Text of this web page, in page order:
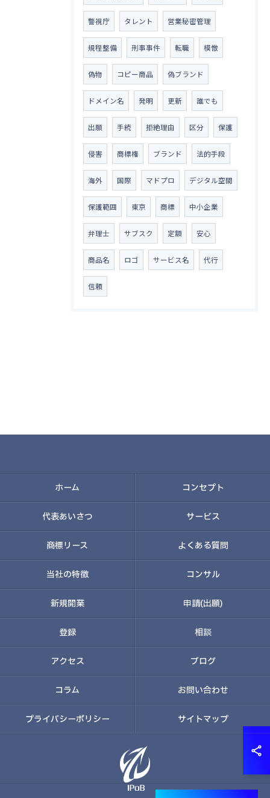
警視庁 タレント 営業秘密管理
規程整備 刑事事件 転職 模倣
偽物 コピー商品 偽ブランド
ドメイン名 発明 更新 誰でも
出願 手続 拒絶理由 区分 保護
侵害 商標権 ブランド 法的手段
海外 国際 マドプロ デジタル空間
保護範囲 東京 商標 中小企業
弁理士 サブスク 定額 安心
商品名 ロゴ サービス名 代行
信頼
ホーム コンセプト
代表あいさつ サービス
商標リース よくある質問
当社の特徴 コンサル
新規開業 申請(出願)
登録 相談
アクセス ブログ
コラム お問い合わせ
プライバシーポリシー サイトマップ